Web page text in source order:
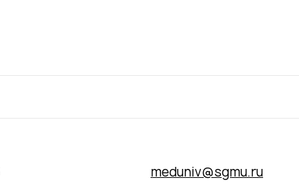
meduniv@sgmu.ru